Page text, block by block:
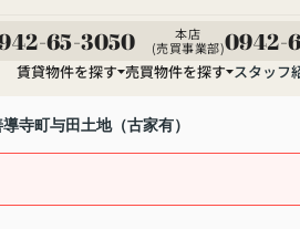
65-3050
本店
(売買事業部)0942-
賃貸物件を探す 売買物件を探す スタッフ
寺町与田土地（古家有）